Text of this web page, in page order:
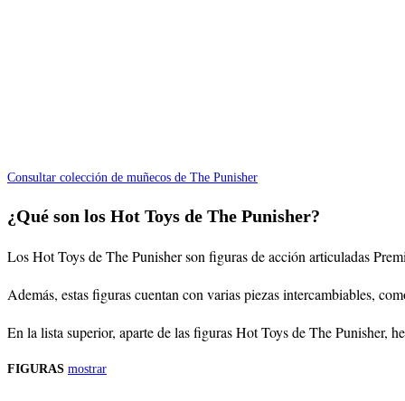
Consultar colección de muñecos de The Punisher
¿Qué son los Hot Toys de The Punisher?
Los Hot Toys de The Punisher son figuras de acción articuladas
Además, estas figuras cuentan con varias piezas intercambiables,
En la lista superior, aparte de las figuras Hot Toys de The Punisher,
FIGURAS mostrar